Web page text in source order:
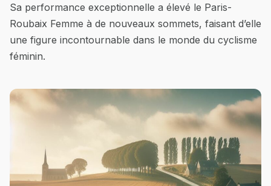
Sa performance exceptionnelle a élevé le Paris-
Roubaix Femme à de nouveaux sommets, faisant d’elle
une figure incontournable dans le monde du cyclisme
féminin.